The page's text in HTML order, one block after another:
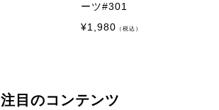
ーツ#301
¥1,980 （税込）
注目のコンテンツ